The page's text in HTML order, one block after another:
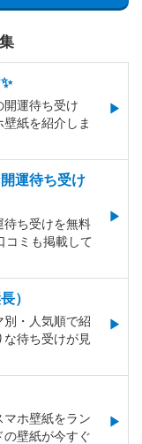
開運待ち受け
紙を紹介しま
運待ち受け
待ち受けを無料
コミも掲載して
）
別・人気順で紹
待ち受けが見
マホ壁紙をラン
の壁紙が今すぐ